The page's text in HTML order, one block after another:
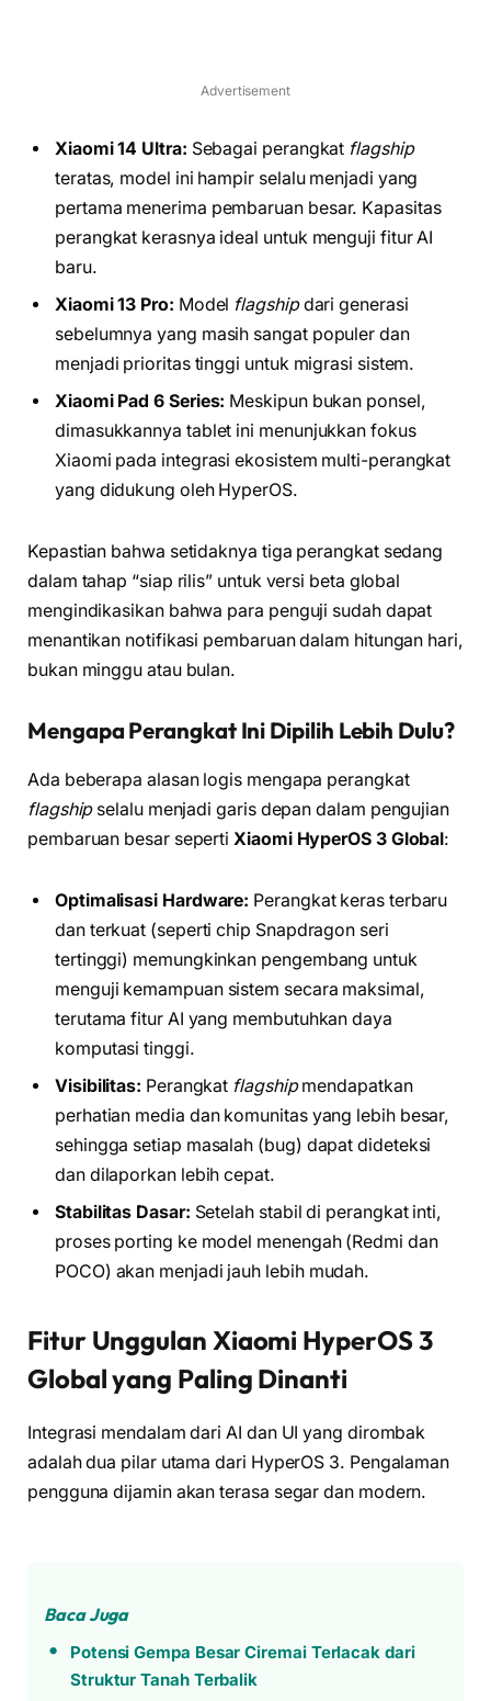
Advertisement
Xiaomi 14 Ultra: Sebagai perangkat flagship
teratas, model ini hampir selalu menjadi yang
pertama menerima pembaruan besar. Kapasitas
perangkat kerasnya ideal untuk menguji fitur AI
baru.
Xiaomi 13 Pro: Model flagshipdari generasi
sebelumnya yang masih sangat populer dan
menjadi prioritas tinggi untuk migrasi sistem.
Xiaomi Pad 6 Series: Meskipun bukan ponsel,
dimasukkannya tablet ini menunjukkan fokus
Xiaomi pada integrasi ekosistem multi-perangkat
yang didukung oleh HyperOS.
Kepastian bahwa setidaknya tiga perangkat sedang
dalam tahap “siap rilis” untuk versi beta global
mengindikasikan bahwa para penguji sudah dapat
menantikan notifikasi pembaruan dalam hitungan hari,
bukan minggu atau bulan.
Mengapa Perangkat Ini Dipilih Lebih Dulu?
Ada beberapa alasan logis mengapa perangkat
flagshipselalu menjadi garis depan dalam pengujian
pembaruan besar sepertiXiaomi HyperOS 3 Global:
Optimalisasi Hardware: Perangkat keras terbaru
dan terkuat (seperti chip Snapdragon seri
tertinggi) memungkinkan pengembang untuk
menguji kemampuan sistem secara maksimal,
terutama fitur AI yang membutuhkan daya
komputasi tinggi.
Visibilitas: Perangkat flagshipmendapatkan
perhatian media dan komunitas yang lebih besar,
sehingga setiap masalah (bug) dapat dideteksi
dan dilaporkan lebih cepat.
Stabilitas Dasar: Setelah stabil di perangkat inti,
proses porting ke model menengah (Redmi dan
POCO) akan menjadi jauh lebih mudah.
Fitur Unggulan Xiaomi HyperOS 3
Global yang Paling Dinanti
Integrasi mendalam dari AI dan UI yang dirombak
adalah dua pilar utama dari HyperOS 3. Pengalaman
pengguna dijamin akan terasa segar dan modern.
Baca Juga
Potensi Gempa Besar Ciremai Terlacak dari
Struktur Tanah Terbalik